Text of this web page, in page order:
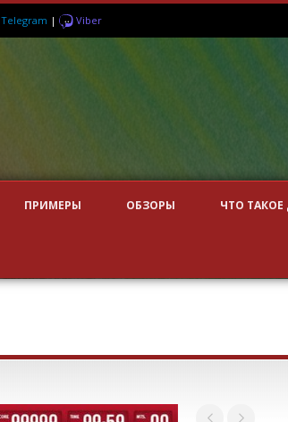
Telegram | Viber
ПРИМЕРЫ ОБЗОРЫ ЧТО